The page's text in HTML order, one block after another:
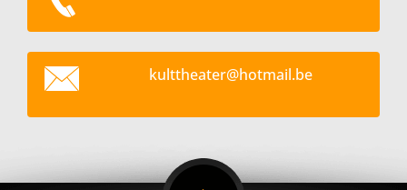
kulttheater@hotmail.be